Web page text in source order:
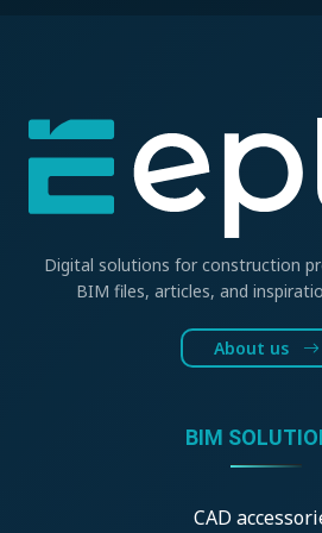
Digital solutions for construction
BIM files, articles, and
About us
BIM
CAD